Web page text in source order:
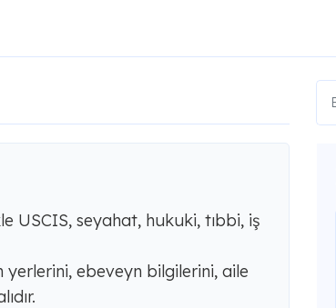
USCIS, seyahat, hukuki, tıbbi, iş
ebeveyn bilgilerini, aile